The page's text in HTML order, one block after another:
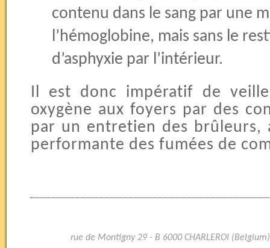
contenu dans le sang par une
l’hémoglobine, mais sans le
d’asphyxie par l’intérieur.
Il est donc impératif de
oxygène aux foyers par des
par un entretien des brûleurs,
performante des fumées de
rue de Montigny 29 - B 6000 CHARLEROI